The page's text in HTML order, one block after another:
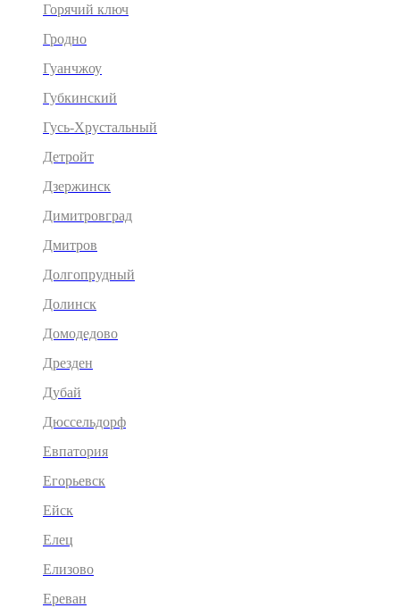
Горячий ключ
Гродно
Гуанчжоу
Губкинский
Гусь-Хрустальный
Детройт
Дзержинск
Димитровград
Дмитров
Долгопрудный
Долинск
Домодедово
Дрезден
Дубай
Дюссельдорф
Евпатория
Егорьевск
Ейск
Елец
Елизово
Ереван